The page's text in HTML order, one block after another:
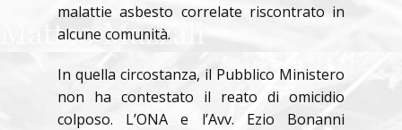
malattie asbesto correlate riscontrato in
alcune comunità.
In quella circostanza, il Pubblico Ministero
non ha contestato il reato di omicidio
colposo. L’ONA e l’Avv. Ezio Bonanni